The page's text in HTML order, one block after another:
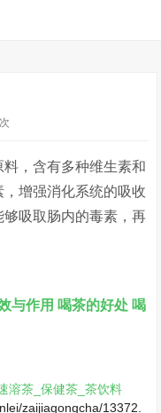
，含有多种维生素和
增强消化系统的吸收
吸取肠内的毒素，再
与作用 喝茶的好处 喝
溶茶_保健茶_茶饮料
zaijiagongcha/13372.